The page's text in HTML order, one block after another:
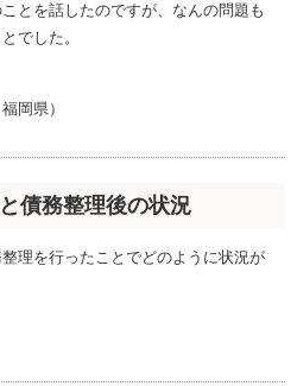
とを話したのですが、なんの問題も
でした。
岡県）
債務整理後の状況
理を行ったことでどのように状況が